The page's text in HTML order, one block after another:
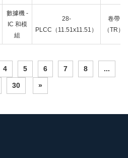
數據機 -
IC 和模
組
28-
PLCC（11.51x11.51）
卷帶
（TR）
4 5 6 7 8 ...
30 »